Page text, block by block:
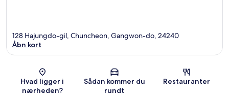
Kort
128 Hajungdo-gil, Chuncheon, Gangwon-do, 24240
Åbn kort
Hvad ligger i
nærheden?
Sådan kommer du
rundt
Restauranter